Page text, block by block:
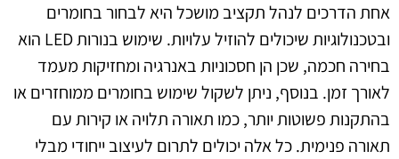
אחת הדרכים לנהל תקציב מושכל היא לבחור בחומרים
ובטכנולוגיות שיכולים להוזיל עלויות. שימוש בנורות LED הוא
בחירה חכמה, שכן הן חסכוניות באנרגיה ומחזיקות מעמד
לאורך זמן. בנוסף, ניתן לשקול שימוש בחומרים ממוחזרים או
בהתקנות פשוטות יותר, כמו תאורה תלויה או קירות עם
תאורה פנימית. כל אלה יכולים לתרום לעיצוב ייחודי מבלי